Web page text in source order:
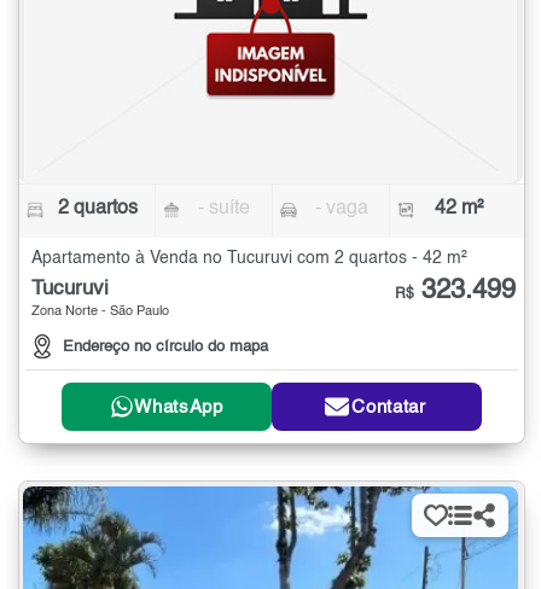
2 quartos - suíte - vaga 42 m²
Apartamento à Venda no Tucuruvi com 2 quartos - 42 m²
Tucuruvi
Zona Norte - São Paulo
Endereço no círculo do mapa
R$ 323.499
WhatsApp Contatar